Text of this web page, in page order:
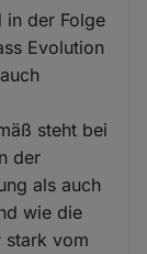
in der Folge
Evolution
steht bei
der
als auch
wie die
stark vom